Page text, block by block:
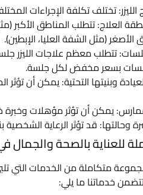
الليزر: تختلف تكلفة الإجراءات
العلاج: تتطلب المناطق الأكبر
الأصغر (مثل الشفة العليا، الإبطين).
تتطلب معظم علاجات الليزر
بسعر مخفض لكل جلسة.
وبنيتها التحتية: يمكن أن
يمكن أن تؤثر مؤهلات وخبرة
وحالتها: قد تؤثر الرعاية الشخصية
للعناية بالصحة والجمال
متكاملة من الخدمات التي
خدماتنا ما يلي: